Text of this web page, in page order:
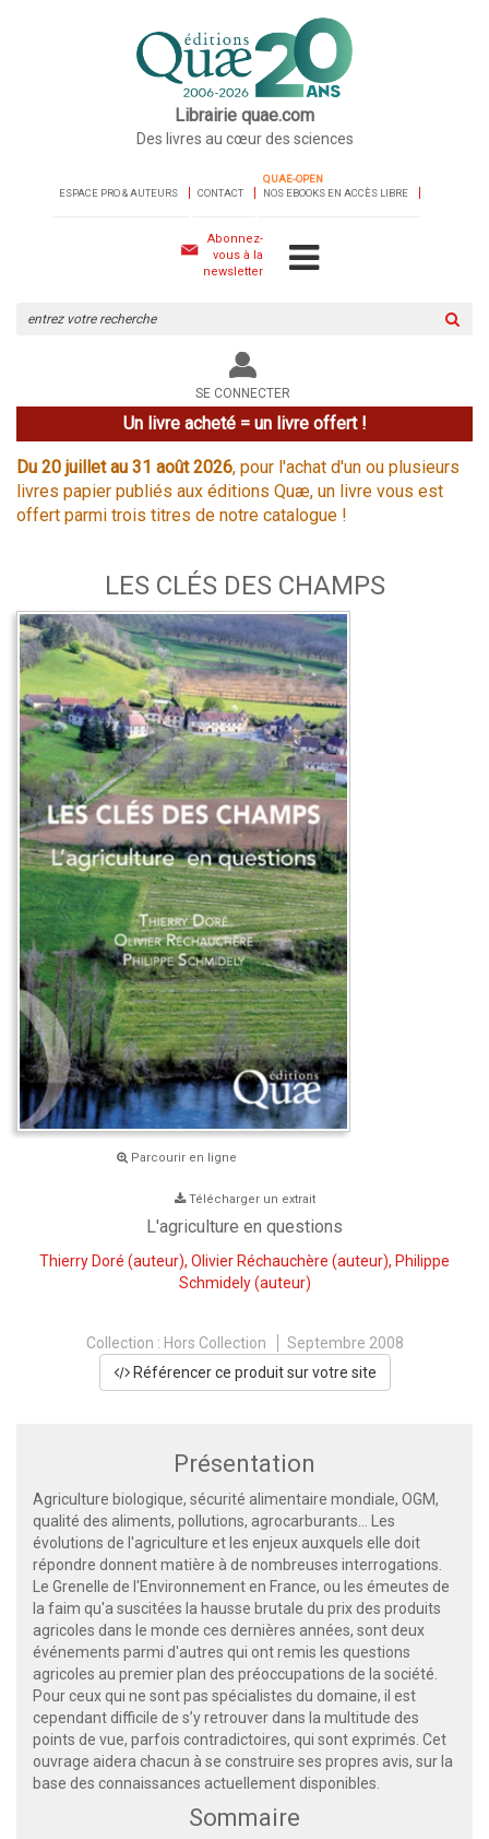
Librairie quae.com
Des livres au cœur des sciences
ESPACE PRO & AUTEURS CONTACT
QUAE-OPEN
NOS EBOOKS EN ACCÈS LIBRE
Abonnez-
vous à la
newsletter
le
site
SE CONNECTER
Un livre acheté = un livre offert !
Du 20 juillet au 31 août 2026, pour l'achat d'un ou plusieurs
livres papier publiés aux éditions Quæ, un livre vous est
offert parmi trois titres de notre catalogue !
LES CLÉS DES CHAMPS
Parcourir en ligne
Télécharger un extrait
L'agriculture en questions
Thierry Doré (auteur), Olivier Réchauchère (auteur), Philippe
Schmidely(auteur)
Collection : Hors Collection
Septembre 2008
Référencer ce produit sur votre site
Présentation
Agriculture biologique, sécurité alimentaire mondiale, OGM,
qualité des aliments, pollutions, agrocarburants… Les
évolutions de l'agriculture et les enjeux auxquels elle doit
répondre donnent matière à de nombreuses interrogations.
Le Grenelle de l'Environnement en France, ou les émeutes de
la faim qu'a suscitées la hausse brutale du prix des produits
agricoles dans le monde ces dernières années, sont deux
événements parmi d'autres qui ont remis les questions
agricoles au premier plan des préoccupations de la société.
Pour ceux qui ne sont pas spécialistes du domaine, il est
cependant difficile de s’y retrouver dans la multitude des
points de vue, parfois contradictoires, qui sont exprimés. Cet
ouvrage aidera chacun à se construire ses propres avis, sur la
base des connaissances actuellement disponibles.
Sommaire